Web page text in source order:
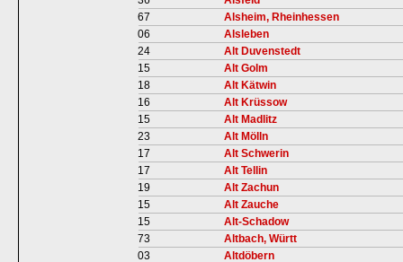
67
Alsheim, Rheinhessen
06
Alsleben
24
Alt Duvenstedt
15
Alt Golm
18
Alt Kätwin
16
Alt Krüssow
15
Alt Madlitz
23
Alt Mölln
17
Alt Schwerin
17
Alt Tellin
19
Alt Zachun
15
Alt Zauche
15
Alt-Schadow
73
Altbach, Württ
03
Altdöbern